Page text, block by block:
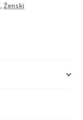
, Ženski